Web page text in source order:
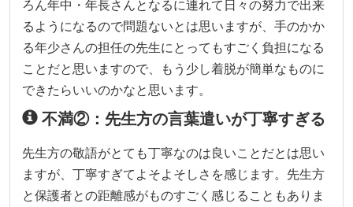
ろん年中・年長さんとなるに連れて日々の努力で出来
るようになるので問題ないとは思いますが、手のかか
る年少さんの担任の先生にとってもすごく負担になる
ことだと思いますので、もう少し着脱が簡単なものに
できたらいいのかなと思います。
不満②：先生方の言葉遣いが丁寧すぎる
先生方の敬語がとても丁寧なのは良いことだとは思い
ますが、丁寧すぎてよそよそしさを感じます。先生方
と保護者との距離感がものすごく感じることもありま